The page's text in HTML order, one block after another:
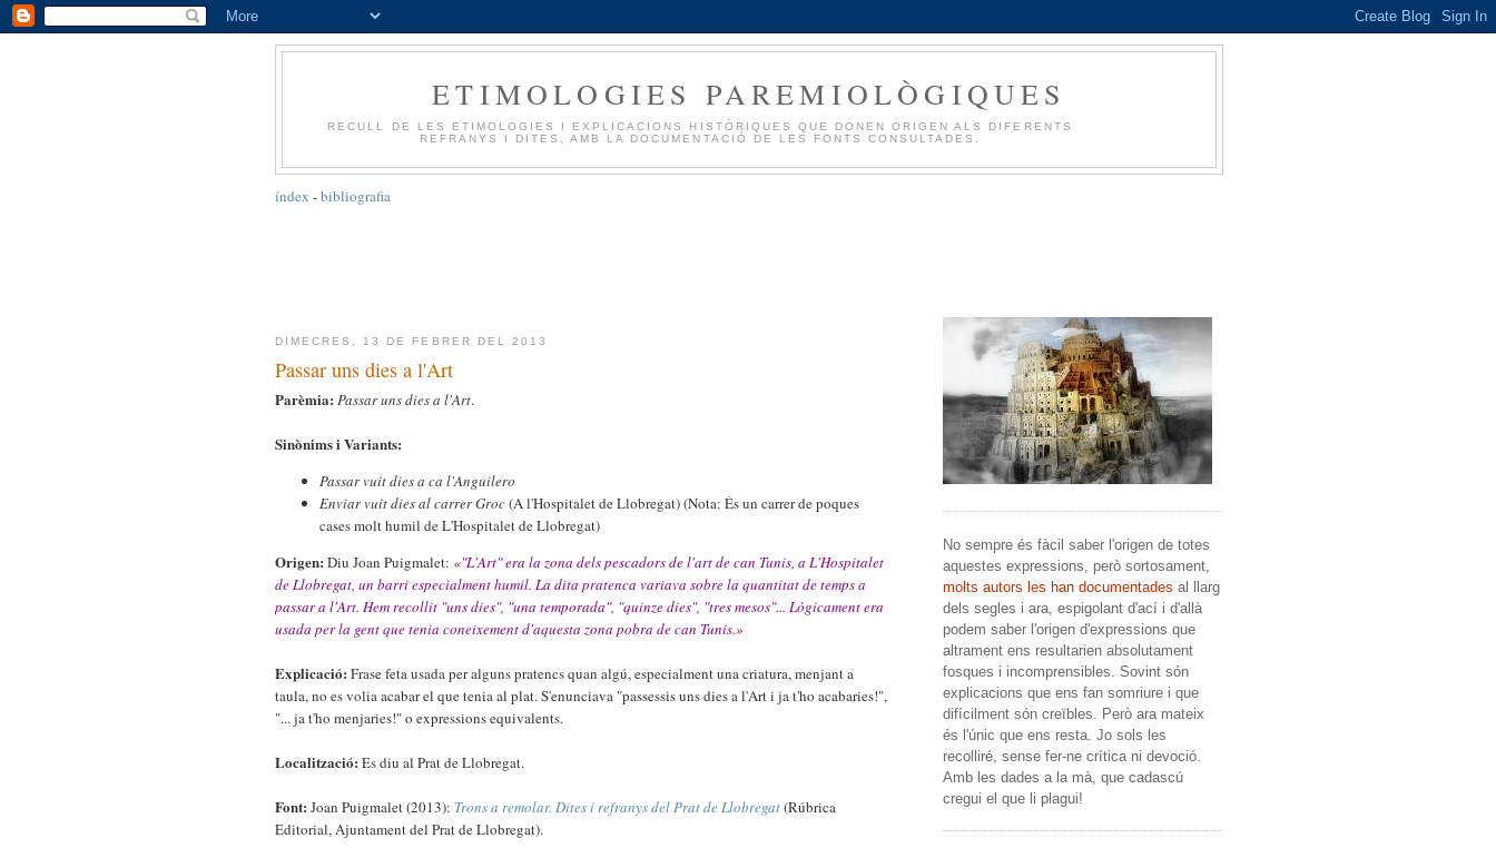
ETIMOLOGIES PAREMIOLÒGIQUES
RECULL DE LES ETIMOLOGIES I EXPLICACIONS HISTÒRIQUES QUE DONEN ORIGEN ALS DIFERENTS
REFRANYS I DITES, AMB LA DOCUMENTACIÓ DE LES FONTS CONSULTADES.
índex -bibliografia
DIMECRES, 13 DE FEBRER DEL 2013
Passar uns dies a l'Art
Parèmia: Passar uns dies a l'Art.
Sinònims i Variants:
Passar vuit dies a ca l'Anguilero
Enviar vuit dies al carrer Groc(A l'Hospitalet de Llobregat) (Nota: És un carrer de poques
cases molt humil de L'Hospitalet de Llobregat)
Origen: Diu Joan Puigmalet: «"L'Art" era la zona dels pescadors de l'art de can Tunis, a L'Hospitalet
de Llobregat, un barri especialment humil. La dita pratenca variava sobre la quantitat de temps a
passar a l'Art. Hem recollit "uns dies", "una temporada", "quinze dies", "tres mesos"... Lògicament era
usada per la gent que tenia coneixement d'aquesta zona pobra de can Tunis.»
Explicació: Frase feta usada per alguns pratencs quan algú, especialment una criatura, menjant a
taula, no es volia acabar el que tenia al plat. S'enunciava "passessis uns dies a l'Art i ja t'ho acabaries!",
"... ja t'ho menjaries!" o expressions equivalents.
Localització: Es diu al Prat de Llobregat.
Font: Joan Puigmalet (2013): Trons a remolar. Dites i refranys del Prat de Llobregat(Rúbrica
Editorial, Ajuntament del Prat de Llobregat).
No sempre és fàcil saber l'origen de totes
aquestes expressions, però sortosament,
molts autors les han documentades al llarg
dels segles i ara, espigolant d'ací i d'allà
podem saber l'origen d'expressions que
altrament ens resultarien absolutament
fosques i incomprensibles. Sovint són
explicacions que ens fan somriure i que
difícilment són creïbles. Però ara mateix
és l'únic que ens resta. Jo sols les
recolliré, sense fer-ne crítica ni devoció.
Amb les dades a la mà, que cadascú
cregui el que li plagui!